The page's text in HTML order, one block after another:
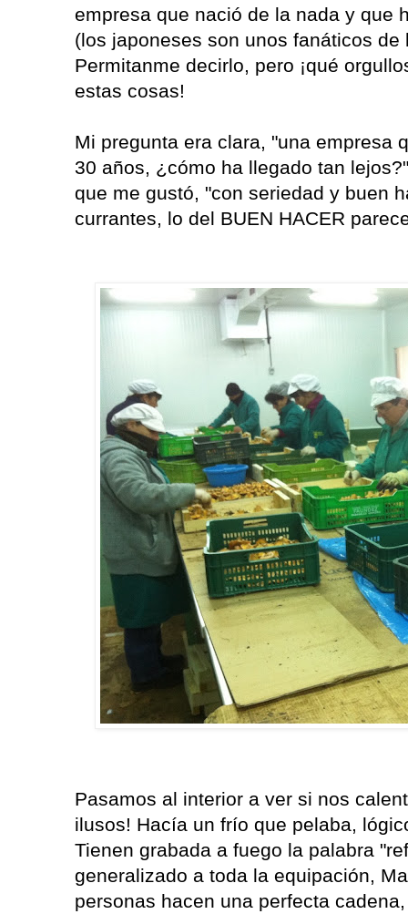
empresa que nació de la nada y que
(los japoneses son unos fanáticos
Permitanme decirlo, pero ¡qué
estas cosas!
Mi pregunta era clara, "una empresa
30 años, ¿cómo ha llegado tan
que me gustó, "con seriedad y buen
currantes, lo del BUEN HACER
Pasamos al interior a ver si nos
ilusos! Hacía un frío que pelaba,
Tienen grabada a fuego la palabra
generalizado a toda la equipación,
personas hacen una perfecta